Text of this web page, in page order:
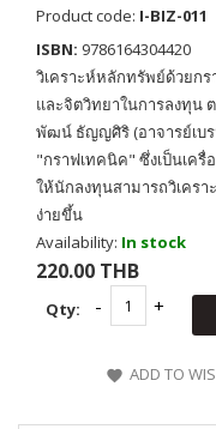
Product code: I-BIZ-011
ISBN: 9786164304420
วิเคราะห์หลักทรัพย์ด้วยก
และจิตวิทยาในการลงทุน
พัฒน์ ธัญญศิริ (อาจารย์เบ
"กราฟเทคนิค" ซึ่งเป็นเค
ให้นักลงทุนสามารถวิเคร
ง่ายขึ้น
Availability: In stock
220.00 THB
Qty:
ADD TO